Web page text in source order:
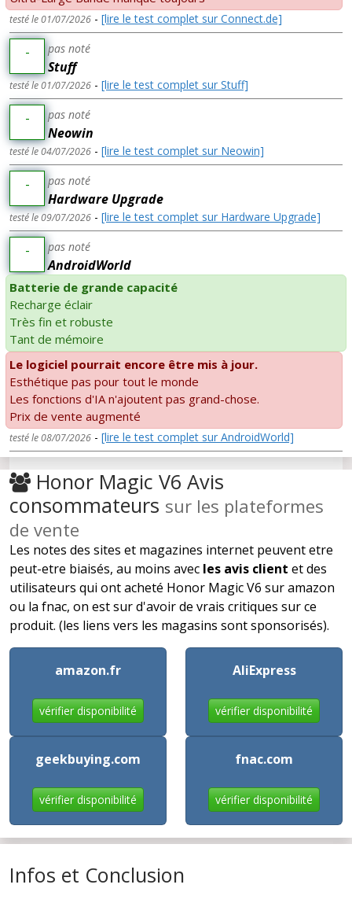
testé le 01/07/2026 - [lire le test complet sur Connect.de]
- pas noté
Stuff
testé le 01/07/2026 - [lire le test complet sur Stuff]
- pas noté
Neowin
testé le 04/07/2026 - [lire le test complet sur Neowin]
- pas noté
Hardware Upgrade
testé le 09/07/2026 - [lire le test complet sur Hardware Upgrade]
- pas noté
AndroidWorld
Batterie de grande capacité
Recharge éclair
Très fin et robuste
Tant de mémoire
Le logiciel pourrait encore être mis à jour.
Esthétique pas pour tout le monde
Les fonctions d'IA n'ajoutent pas grand-chose.
Prix de vente augmenté
testé le 08/07/2026 - [lire le test complet sur AndroidWorld]
Honor Magic V6 Avis
consommateurs sur les plateformes
de vente
Les notes des sites et magazines internet peuvent etre
peut-etre biaisés, au moins avec les avis client et des
utilisateurs qui ont acheté Honor Magic V6 sur amazon
ou la fnac, on est sur d'avoir de vrais critiques sur ce
produit. (les liens vers les magasins sont sponsorisés).
amazon.fr
vérifier disponibilité
AliExpress
vérifier disponibilité
geekbuying.com
vérifier disponibilité
fnac.com
vérifier disponibilité
Infos et Conclusion